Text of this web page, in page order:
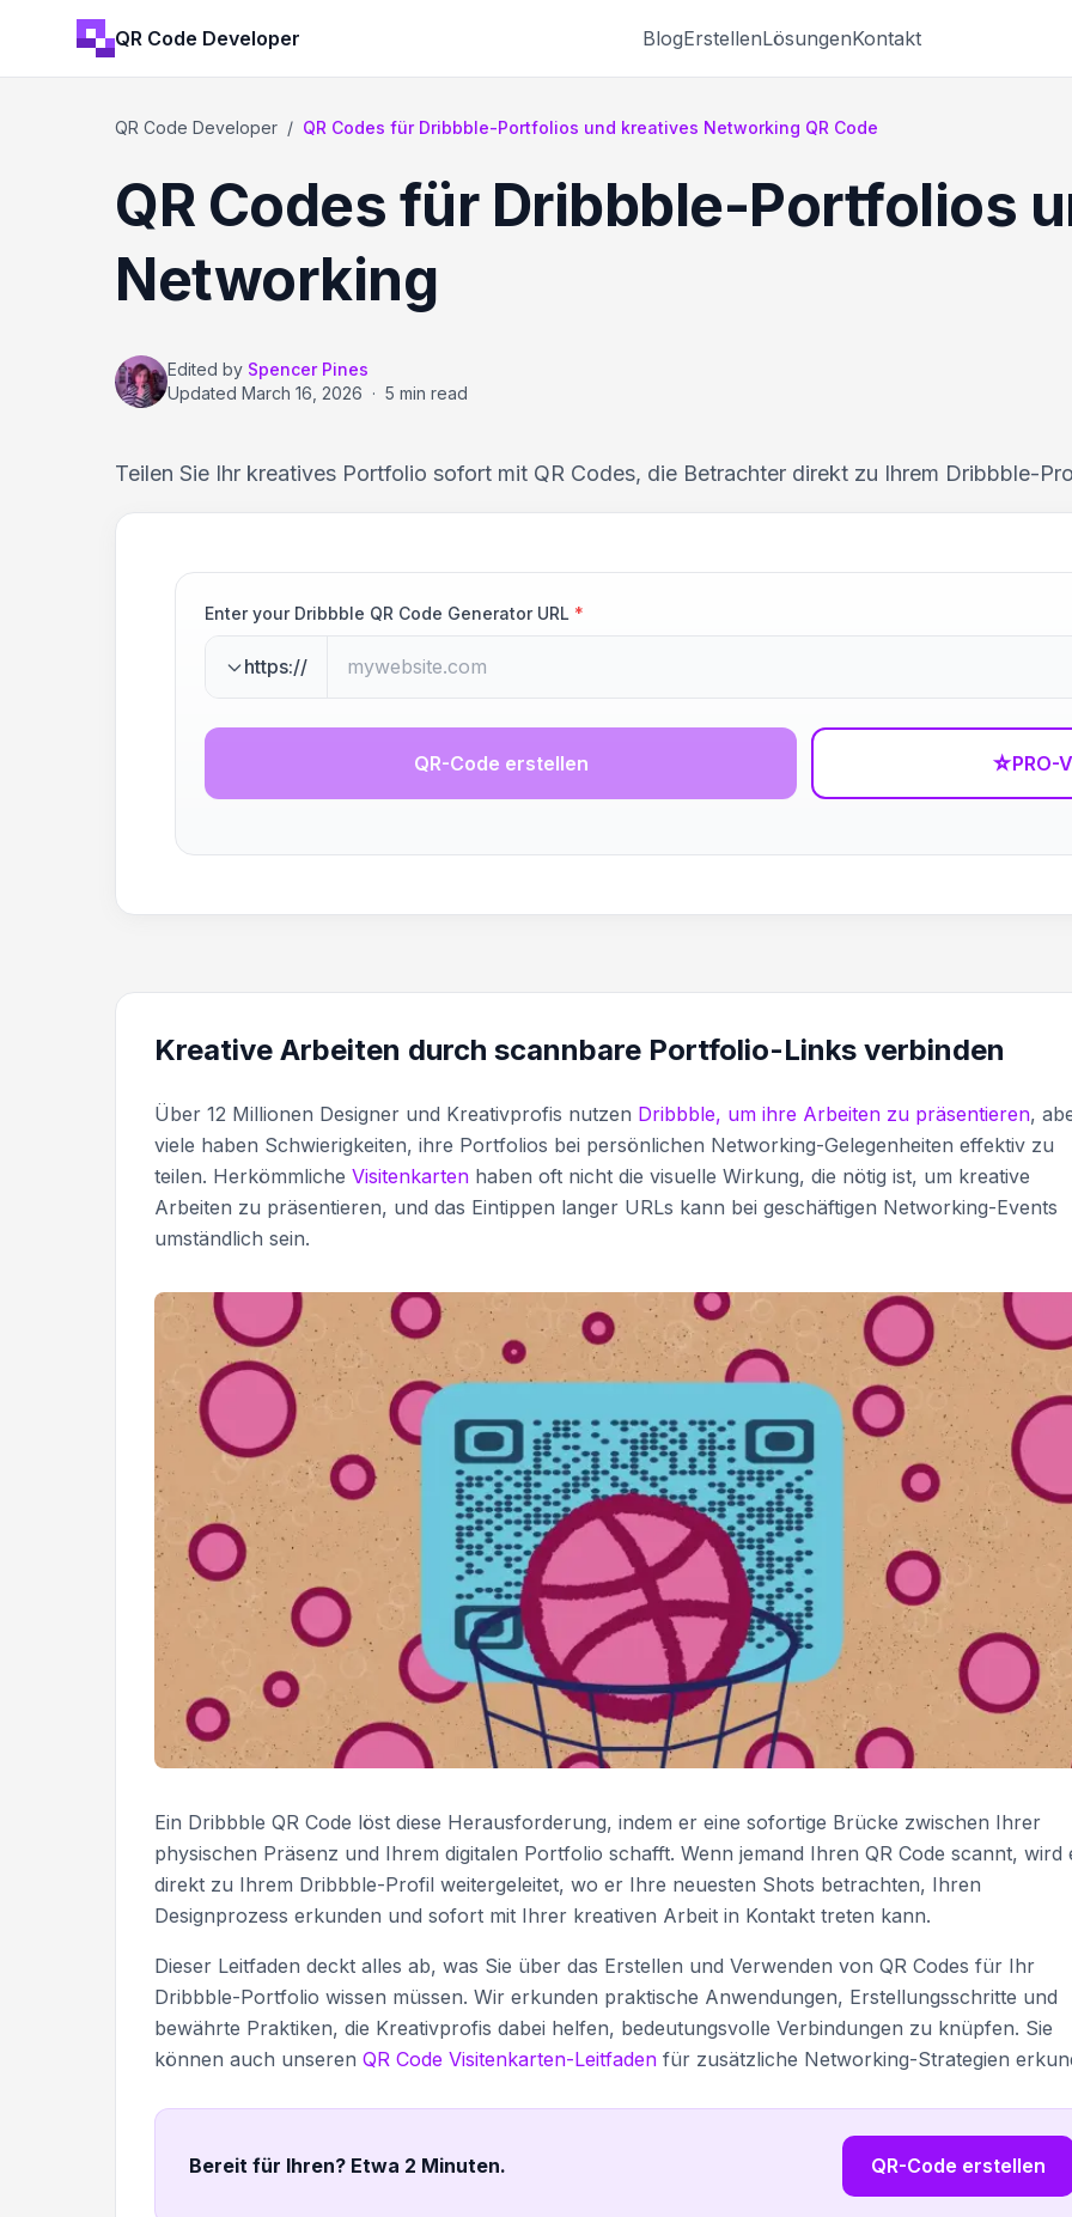
QR Code Developer BlogErstellenLösungenKontakt
QR Code Developer / QR Codes für Dribbble-Portfolios und kreatives Networking QR Code
QR Codes für Dribbble-Portfolios
Networking
Edited by Spencer Pines
Updated March 16, 2026 · 5 min read
Teilen Sie Ihr kreatives Portfolio sofort mit QR Codes, die Betrachter direkt zu Ihrem Dribbble-
Enter your Dribbble QR Code Generator URL *
https://
QR-Code erstellen ☆PRO-
Kreative Arbeiten durch scannbare Portfolio-Links verbinden
Über 12 Millionen Designer und Kreativprofis nutzen Dribbble, um ihre Arbeiten zu präsentieren,
viele haben Schwierigkeiten, ihre Portfolios bei persönlichen Networking-Gelegenheiten effektiv zu
teilen. Herkömmliche Visitenkarten haben oft nicht die visuelle Wirkung, die nötig ist, um kreative
Arbeiten zu präsentieren, und das Eintippen langer URLs kann bei geschäftigen Networking-Events
umständlich sein.
Ein Dribbble QR Code löst diese Herausforderung, indem er eine sofortige Brücke zwischen Ihrer
physischen Präsenz und Ihrem digitalen Portfolio schafft. Wenn jemand Ihren QR Code scannt, wird
direkt zu Ihrem Dribbble-Profil weitergeleitet, wo er Ihre neuesten Shots betrachten, Ihren
Designprozess erkunden und sofort mit Ihrer kreativen Arbeit in Kontakt treten kann.
Dieser Leitfaden deckt alles ab, was Sie über das Erstellen und Verwenden von QR Codes für Ihr
Dribbble-Portfolio wissen müssen. Wir erkunden praktische Anwendungen, Erstellungsschritte und
bewährte Praktiken, die Kreativprofis dabei helfen, bedeutungsvolle Verbindungen zu knüpfen. Sie
können auch unseren QR Code Visitenkarten-Leitfaden für zusätzliche Networking-Strategien
Bereit für Ihren? Etwa 2 Minuten. QR-Code erstellen